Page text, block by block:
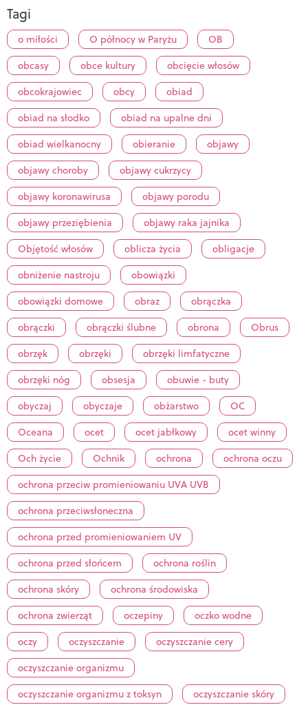
Tagi
o miłości O północy w Paryżu
OB
obcasy
obce kultury
obcięcie włosów
obcokrajowiec
obcy
obiad
obiad na słodko
obiad na upalne dni
obiad wielkanocny
obieranie
objawy
objawy choroby
objawy cukrzycy
objawy koronawirusa
objawy porodu
objawy przeziębienia
objawy raka jajnika
Objętość włosów
oblicza życia
obligacje
obniżenie nastroju
obowiązki
obowiązki domowe
obraz
obrączka
obrączki
obrączki ślubne obrona
Obrus
obrzęk
obrzęki
obrzęki limfatyczne
obrzęki nóg
obsesja
obuwie - buty
obyczaj
obyczaje obżarstwo
OC
Oceana
ocet ocet jabłkowy
ocet winny
Och życie
Ochnik ochrona
ochrona oczu
ochrona przeciw promieniowaniu UVA UVB
ochrona przeciwsłoneczna
ochrona przed promieniowaniem UV
ochrona przed słońcem
ochrona roślin
ochrona skóry
ochrona środowiska
ochrona zwierząt
oczepiny
oczko wodne
oczy
oczyszczanie
oczyszczanie cery
oczyszczanie organizmu
oczyszczanie organizmu z toksyn
oczyszczanie skóry